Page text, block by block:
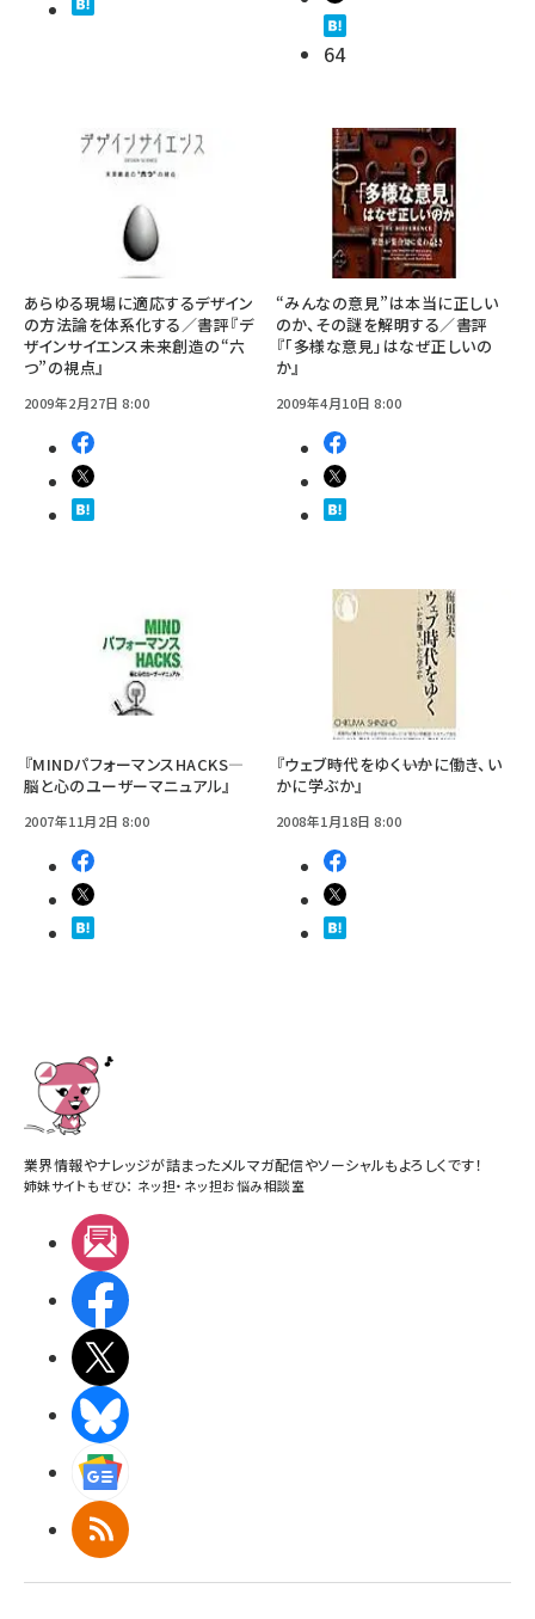
64
あらゆる現場に適応するデザイン
の方法論を体系化する／書評『デ
ザインサイエンス――未来創造の“六
つ”の視点』
2009年2月27日 8:00
“みんなの意見”は本当に正しい
のか、その謎を解明する／書評
『「多様な意見」はなぜ正しいの
か』
2009年4月10日 8:00
『MINDパフォーマンスHACKS―
脳と心のユーザーマニュアル』
2007年11月2日 8:00
『ウェブ時代をゆく――いかに働き、い
かに学ぶか』
2008年1月18日 8:00
業界情報やナレッジが詰まったメルマガ配信やソーシャルもよろしくです！
姉妹サイトもぜひ： ネッ担・ ネッ担お悩み相談室
RSS